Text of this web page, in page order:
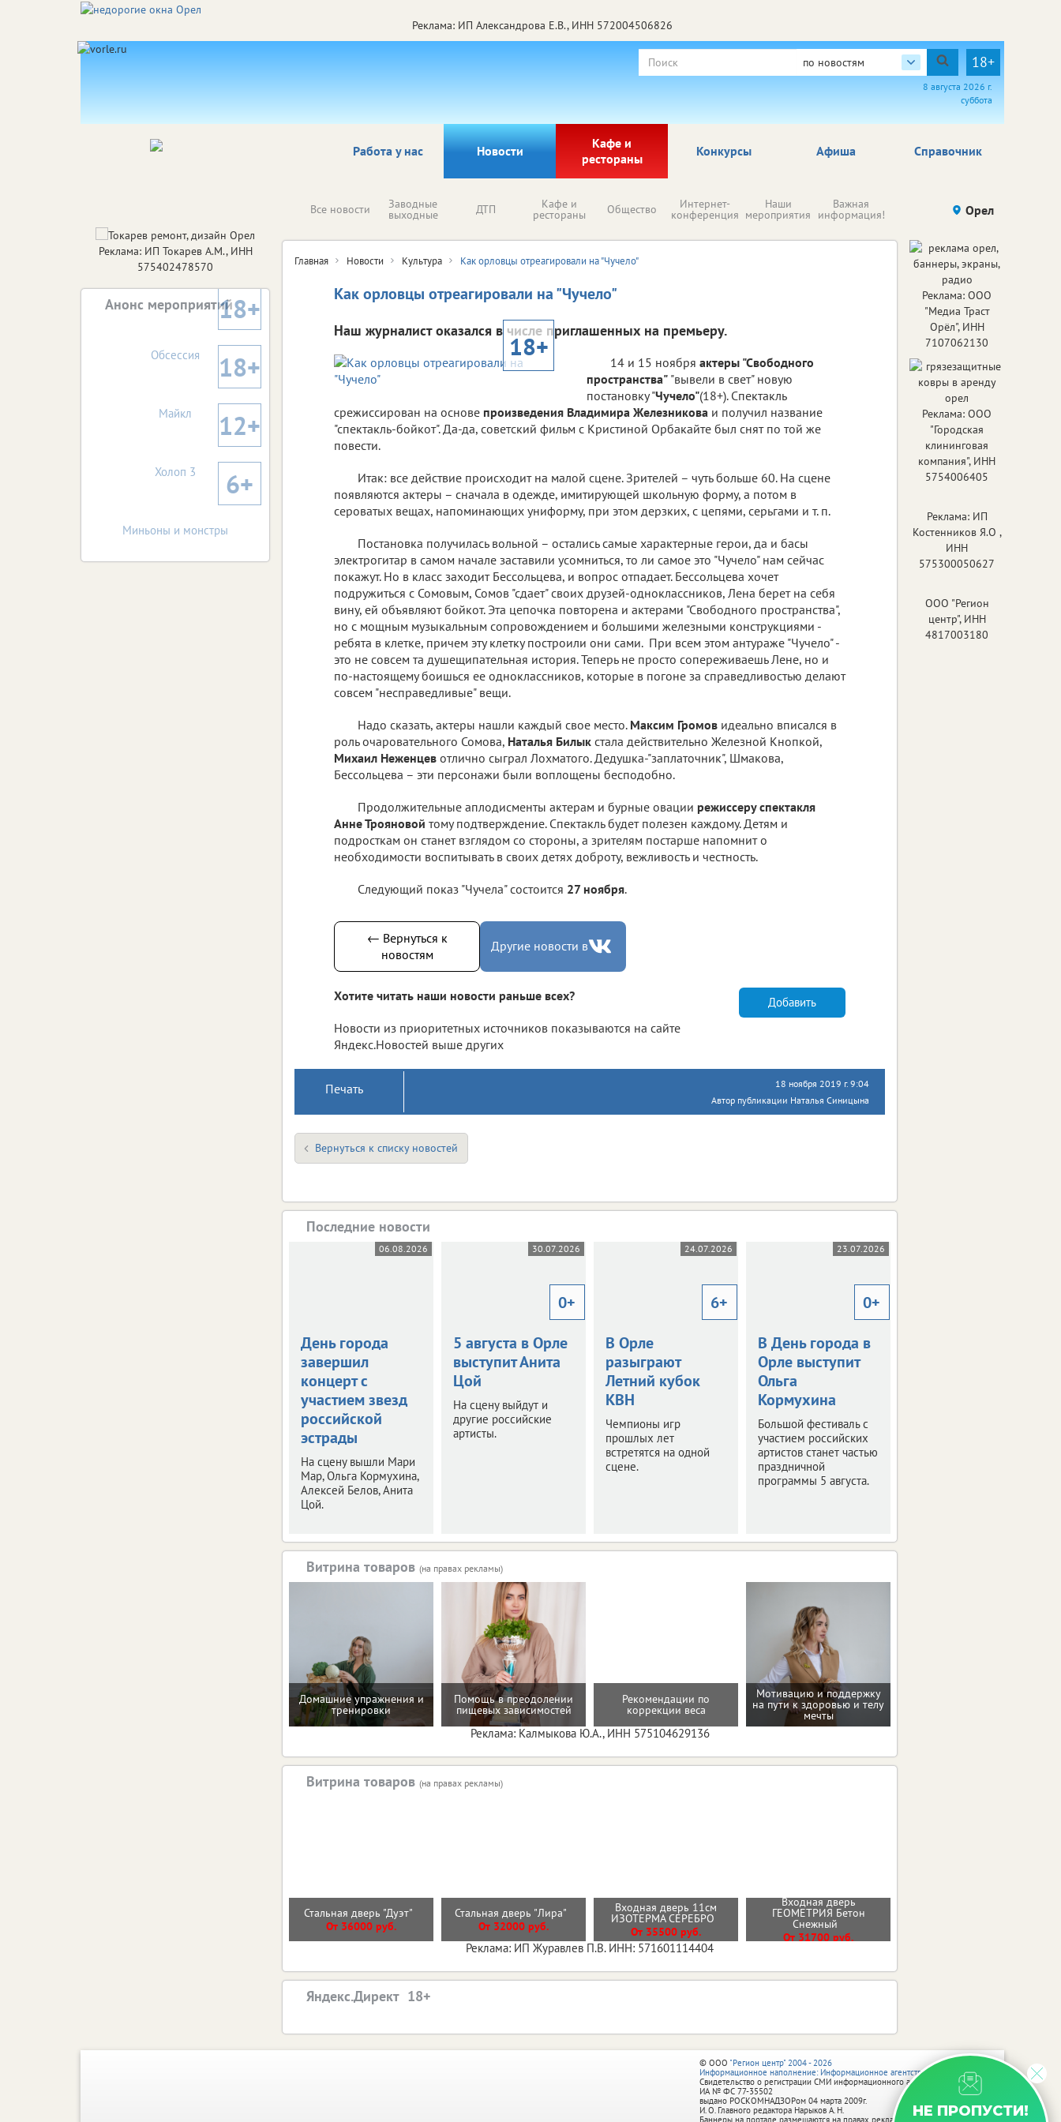
Реклама: ИП Александрова Е.В., ИНН 572004506826
по новостям 18+
8 августа 2026 г.
суббота
Работа у нас Новости
Кафе и
рестораны
Афиша Справочник
Конкурсы
Все новости Заводные
выходные ДТП Кафе и
рестораны Общество Интернет-
конференция
Наши
мероприятия
Важная
информация! Происшествия Здоровье
Орел
Главная Новости Культура Как орловцы отреагировали на "Чучело"
Как орловцы отреагировали на "Чучело"
Наш журналист оказался в числе приглашенных на премьеру.
18+
14 и 15 ноября актеры "Свободного
пространства" "вывели в свет" новую
постановку "Чучело"(18+). Спектакль
срежиссирован на основе произведения Владимира Железникова и получил название
"спектакль-бойкот". Да-да, советский фильм с Кристиной Орбакайте был снят по той же
повести.
Итак: все действие происходит на малой сцене. Зрителей – чуть больше 60. На сцене
появляются актеры – сначала в одежде, имитирующей школьную форму, а потом в
сероватых вещах, напоминающих униформу, при этом дерзких, с цепями, серьгами и т. п.
Постановка получилась вольной – остались самые характерные герои, да и басы
электрогитар в самом начале заставили усомниться, то ли самое это "Чучело" нам сейчас
покажут. Но в класс заходит Бессольцева, и вопрос отпадает. Бессольцева хочет
подружиться с Сомовым, Сомов "сдает" своих друзей-одноклассников, Лена берет на себя
вину, ей объявляют бойкот. Эта цепочка повторена и актерами "Свободного пространства",
но с мощным музыкальным сопровождением и большими железными конструкциями -
ребята в клетке, причем эту клетку построили они сами. При всем этом антураже "Чучело" -
это не совсем та душещипательная история. Теперь не просто сопереживаешь Лене, но и
по-настоящему боишься ее одноклассников, которые в погоне за справедливостью делают
совсем "несправедливые" вещи.
Надо сказать, актеры нашли каждый свое место. Максим Громов идеально вписался в
роль очаровательного Сомова, Наталья Билык стала действительно Железной Кнопкой,
Михаил Неженцев отлично сыграл Лохматого. Дедушка-"заплаточник", Шмакова,
Бессольцева – эти персонажи были воплощены бесподобно.
Продолжительные аплодисменты актерам и бурные овации режиссеру спектакля
Анне Трояновой тому подтверждение. Спектакль будет полезен каждому. Детям и
подросткам он станет взглядом со стороны, а зрителям постарше напомнит о
необходимости воспитывать в своих детях доброту, вежливость и честность.
Следующий показ "Чучела" состоится 27 ноября.
← Вернуться к
новостям
Другие новости в
Хотите читать наши новости раньше всех?
Новости из приоритетных источников показываются на сайте
Яндекс.Новостей выше других
Добавить
Печать
18 ноября 2019 г. 9:04
Автор публикации Наталья Синицына
Вернуться к списку новостей
Последние новости
06.08.2026
День города
завершил
концерт с
участием звезд
российской
эстрады
На сцену вышли Мари
Мар, Ольга Кормухина,
Алексей Белов, Анита
Цой.
30.07.2026
0+
5 августа в Орле
выступит Анита
Цой
На сцену выйдут и
другие российские
артисты.
24.07.2026
6+
В Орле
разыграют
Летний кубок
КВН
Чемпионы игр
прошлых лет
встретятся на одной
сцене.
23.07.2026
0+
В День города в
Орле выступит
Ольга
Кормухина
Большой фестиваль с
участием российских
артистов станет частью
праздничной
программы 5 августа.
Витрина товаров (на правах рекламы)
Домашние упражнения и
тренировки
Помощь в преодолении
пищевых зависимостей
Рекомендации по
коррекции веса
Мотивацию и поддержку
на пути к здоровью и телу
мечты
Реклама: Калмыкова Ю.А., ИНН 575104629136
Витрина товаров (на правах рекламы)
Стальная дверь "Дуэт"
От 36000 руб.
Стальная дверь "Лира"
От 32000 руб.
Входная дверь 11см
ИЗОТЕРМА СЕРЕБРО
От 35500 руб.
Входная дверь
ГЕОМЕТРИЯ Бетон
Снежный
От 31700 руб.
Реклама: ИП Журавлев П.В. ИНН: 571601114404
Яндекс.Директ
Реклама: ИП Токарев А.М., ИНН
575402478570
Анонс мероприятий18+
Обсессия 18+
Майкл 12+
Холоп 3 6+
Миньоны и монстры
Реклама: ООО
"Медиа Траст
Орёл", ИНН
7107062130
Реклама: ООО
"Городская
клининговая
компания", ИНН
5754006405
Реклама: ИП
Костенников Я.О ,
ИНН
575300050627
ООО "Регион
центр", ИНН
4817003180
НЕ ПРОПУСТИ!
© ООО "Регион центр" 2004 - 2026
Информационное наполнение: Информационное агентство vRossii.ru
Свидетельство о регистрации СМИ информационного агентства vRossii.ru
ИА № ФС 77‑35502
выдано РОСКОМНАДЗОРом 04 марта 2009г.
И. О. Главного редактора Нарыков А. Н.
Баннеры на портале размещаются на правах рекламы.